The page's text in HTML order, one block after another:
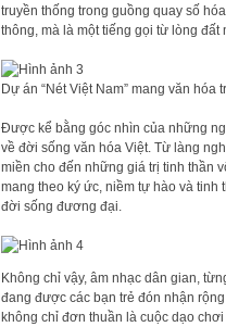
truyền thống trong guồng quay số
thông, mà là một tiếng gọi từ lòng đất
Dự án “Nét Việt Nam” mang văn
Được kể bằng góc nhìn của những
về đời sống văn hóa Việt. Từ làng
miền cho đến những giá trị tinh thần
mang theo ký ức, niềm tự hào và
đời sống đương đại.
Không chỉ vậy, âm nhạc dân gian,
đang được các bạn trẻ đón nhận
không chỉ đơn thuần là cuộc dạo